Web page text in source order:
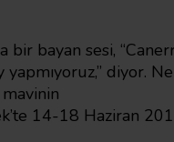
bir bayan sesi,
diyor.
14-18 Haziran